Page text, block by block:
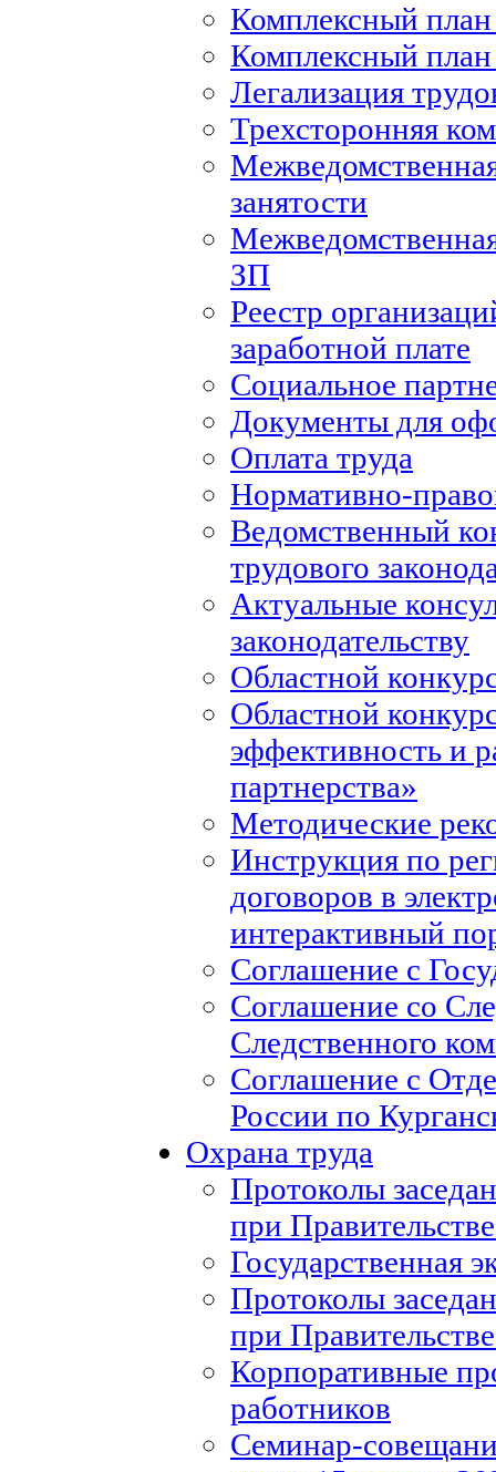
Комплексный
Комплексный
Легализация
Трехсторонняя
занятости
ЗП
Реестр
заработной плате
Социальное
Документы для
Оплата труда
Нормативно-
Ведомственный
трудового
Актуальные
законодательству
Областной
Областной
эффективность и
партнерства»
Методические
Инструкция по
договоров в
интерактивный
Соглашение с
Соглашение со
Следственного
Соглашение с
России по
Охрана труда
Протоколы
при
Государственная
Протоколы
при
Корпоративные
работников
Семинар-